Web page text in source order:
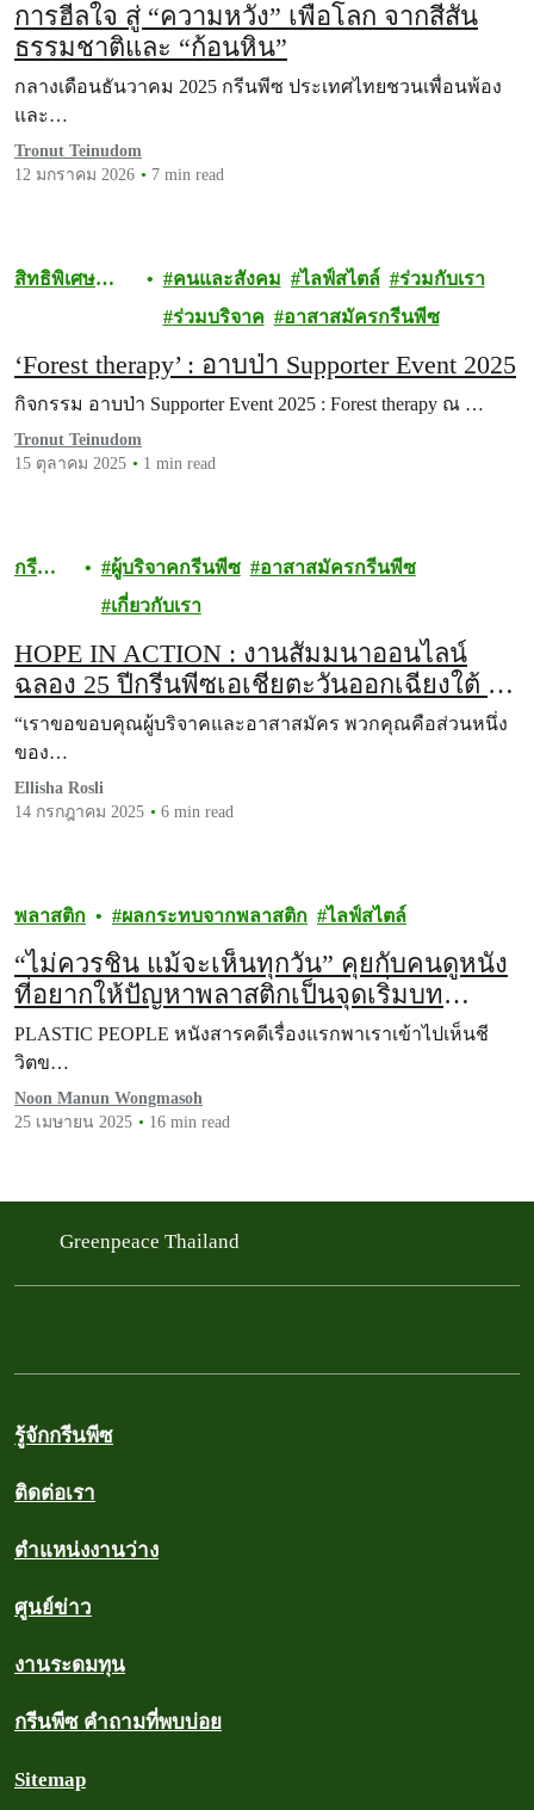
การฮีลใจ สู่ “ความหวัง” เพื่อโลก จากสีสัน
ธรรมชาติและ “ก้อนหิน”
กลางเดือนธันวาคม 2025 กรีนพีซ ประเทศไทยชวนเพื่อนพ้อง
และ…
Tronut Teinudom
12 มกราคม 2026
7 min read
สิทธิพิเศษ
คนและสังคม ไลฟ์สไตล์
ร่วมกับเรา
ร่วมบริจาค
อาสาสมัครกรีนพีซ
‘Forest therapy’ : อาบป่า Supporter Event 2025
กิจกรรม อาบป่า Supporter Event 2025 : Forest therapy ณ …
Tronut Teinudom
15 ตุลาคม 2025
1 min read
กรี
ผู้บริจาคกรีนพีซ
อาสาสมัครกรีนพีซ
เกี่ยวกับเรา
HOPE IN ACTION : งานสัมมนาออนไลน์
ฉลอง 25 ปีกรีนพีซเอเชียตะวันออกเฉียงใต้ กับ
ผู้สนับสนุนกรีนพีซ
“เราขอขอบคุณผู้บริจาคและอาสาสมัคร พวกคุณคือส่วนหนึ่ง
ของ…
Ellisha Rosli
14 กรกฎาคม 2025
6 min read
พลาสติก ผลกระทบจากพลาสติก ไลฟ์สไตล์
“ไม่ควรชิน แม้จะเห็นทุกวัน” คุยกับคนดูหนัง
ที่อยากให้ปัญหาพลาสติกเป็นจุดเริ่มบท
สนทนา
PLASTIC PEOPLE หนังสารคดีเรื่องแรกพาเราเข้าไปเห็นชี
วิตข…
Noon Manun Wongmasoh
25 เมษายน 2025
16 min read
Greenpeace Thailand
รู้จักกรีนพีซ
ติดต่อเรา
ตำแหน่งงานว่าง
ศูนย์ข่าว
งานระดมทุน
กรีนพีซ คำถามที่พบบ่อย
Sitemap